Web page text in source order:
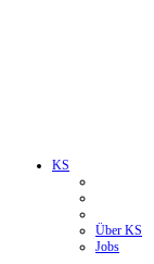
KS
Über KS
Jobs